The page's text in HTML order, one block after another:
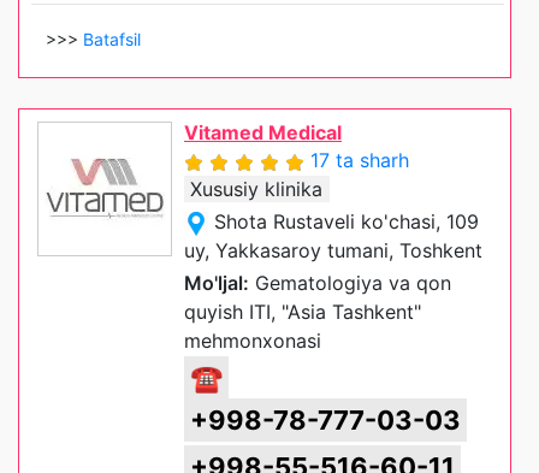
>>> Batafsil
Vitamed Medical
17 ta sharh
Xususiy klinika
Shota Rustaveli ko'chasi, 109
uy, Yakkasaroy tumani, Toshkent
Mo'ljal: Gematologiya va qon
quyish ITI, "Asia Tashkent"
mehmonxonasi
☎
+998-78-777-03-03